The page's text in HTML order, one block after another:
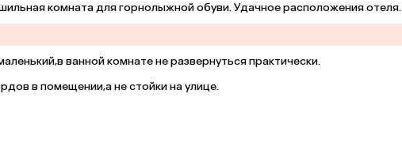
комната для горнолыжной обуви. Удачное расположения отеля.
ванной комнате не развернуться практически.
в помещении,а не стойки на улице.